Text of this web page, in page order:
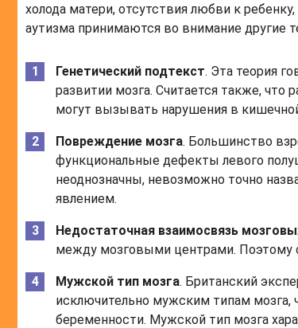
холода матери, отсутствия любви к
аутизма принимаются во внимание другие
Генетический подтекст. Эта теория
развитии мозга. Считается также, что
могут вызывать нарушения в
Повреждение мозга. Большинство
функциональные дефекты левого
неоднозначны, невозможно точно
явлением.
Недостаточная взаимосвязь
между мозговыми центрами. Поэтому
Мужской тип мозга. Британский
исключительно мужским типам
беременности. Мужской тип мозга